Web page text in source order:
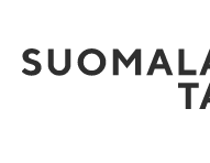
sisältöön